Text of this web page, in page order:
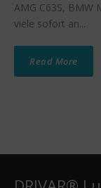
AMG C63S, BMW
viele sofort an...
Read More